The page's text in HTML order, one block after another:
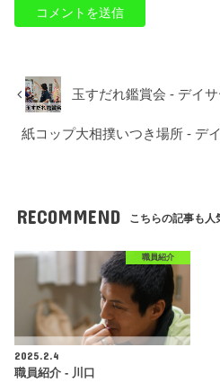
玉すだれ鑑賞会 - デイ
紙コップ大相撲いつき場所 - デ
RECOMMEND こちらの記事も人
職員紹介
2025.2.4
職員紹介 - 川口